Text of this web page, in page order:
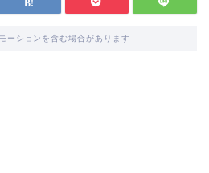
ーションを含む場合があります